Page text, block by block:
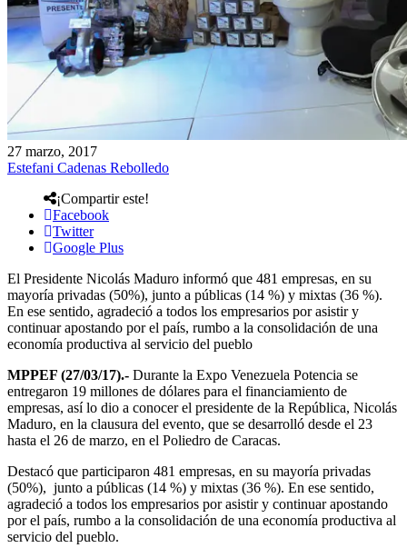
27 marzo, 2017
Estefani Cadenas Rebolledo
¡Compartir este!
Facebook
Twitter
Google Plus
El Presidente Nicolás Maduro informó que 481 empresas, en su
mayoría privadas (50%), junto a públicas (14 %) y mixtas (36 %).
En ese sentido, agradeció a todos los empresarios por asistir y
continuar apostando por el país, rumbo a la consolidación de una
economía productiva al servicio del pueblo
MPPEF (27/03/17).- Durante la Expo Venezuela Potencia se
entregaron 19 millones de dólares para el financiamiento de
empresas, así lo dio a conocer el presidente de la República, Nicolás
Maduro, en la clausura del evento, que se desarrolló desde el 23
hasta el 26 de marzo, en el Poliedro de Caracas.
Destacó que participaron 481 empresas, en su mayoría privadas
(50%), junto a públicas (14 %) y mixtas (36 %). En ese sentido,
agradeció a todos los empresarios por asistir y continuar apostando
por el país, rumbo a la consolidación de una economía productiva al
servicio del pueblo.